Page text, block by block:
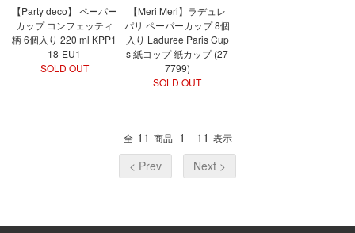
【Party deco】 ペーパー
カップ コンフェッティ
柄 6個入り 220 ml KPP1
18-EU1
SOLD OUT
【Meri Meri】ラデュレ
パリ ペーパーカップ 8個
入り Laduree Paris Cup
s 紙コップ 紙カップ (27
7799)
SOLD OUT
全 11 商品 1 - 11 表示
< Prev Next >